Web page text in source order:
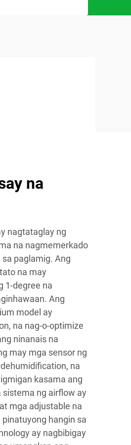
na
nagtataglay ng
na nagmemerkado
paglamig. Ang
na may
1-degree na
Ang
model ay
na nag-o-optimize
ninanais na
may mga sensor ng
na
kasama ang
sistema ng airflow ay
mga adjustable na
hangin sa
ay nagbibigay